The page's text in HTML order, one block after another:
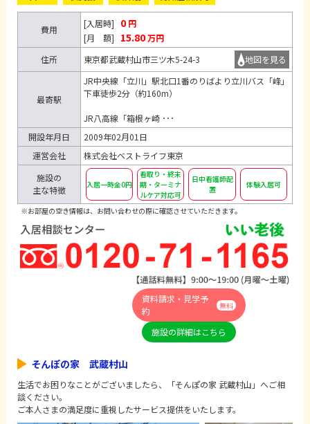
費用
[入居時] 0 円
[月 額]
15.80万円
住所
東京都武蔵村山市三ツ木5-24-3 地図を見る
最寄駅
JR中央線「立川」駅北口1番のりばより立川バス「峰」
下車徒歩2分（約160m）
JR八高線「箱根ヶ崎 ･･･
開設年月日
2009年02月01日
運営会社
株式会社ベストライフ東京
施設の
主な特徴
入居一時金0円
看取り・終末
期・ターミナ
ルケア対応可
日中看護師配
置
体験入居可
※お部屋の空き情報は、お問い合わせの際に確認させていただきます。
資料請求・見学予
約
無料
施設の詳細はこちら
そんぽの家 武蔵村山
生活でお困りなことがございましたら、「そんぽの家 武蔵村山」へご相
談ください。
ご本人さまの満足度に重視したサービス提供をいたします。